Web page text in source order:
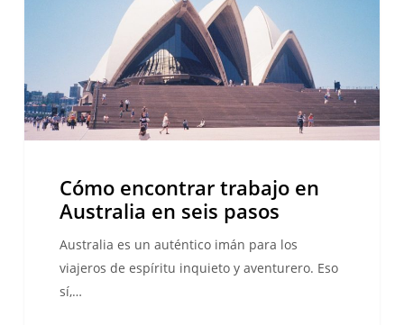
Cómo encontrar trabajo en
Australia en seis pasos
Australia es un auténtico imán para los
viajeros de espíritu inquieto y aventurero. Eso
sí,…